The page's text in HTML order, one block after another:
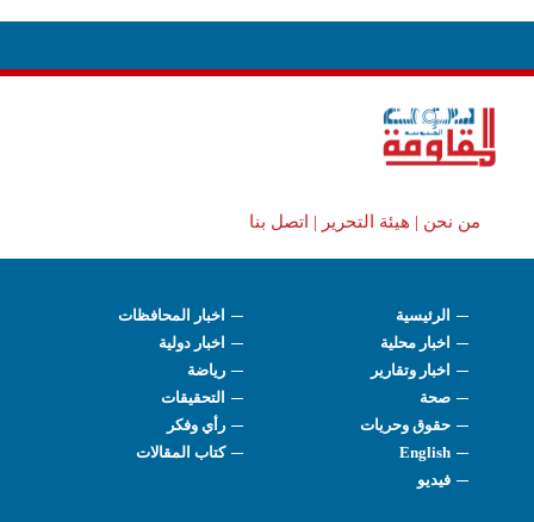
من نحن | هيئة التحرير | اتصل بنا
الرئيسية
اخبار المحافظات
اخبار محلية
اخبار دولية
اخبار وتقارير
رياضة
صحة
التحقيقات
حقوق وحريات
رأي وفكر
English
كتاب المقالات
فيديو